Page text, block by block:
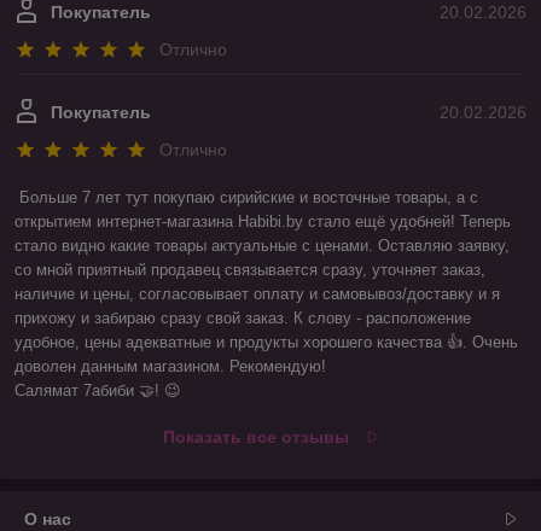
20.02.2026
Покупатель
Отлично
20.02.2026
Покупатель
Отлично
Больше 7 лет тут покупаю сирийские и восточные товары, а с
открытием интернет-магазина Habibi.by стало ещё удобней! Теперь
стало видно какие товары актуальные с ценами. Оставляю заявку,
со мной приятный продавец связывается сразу, уточняет заказ,
наличие и цены, согласовывает оплату и самовывоз/доставку и я
прихожу и забираю сразу свой заказ. К слову - расположение
удобное, цены адекватные и продукты хорошего качества 👍. Очень
доволен данным магазином. Рекомендую!
Салямат 7абиби 🤝! 😉
Показать все отзывы
О нас